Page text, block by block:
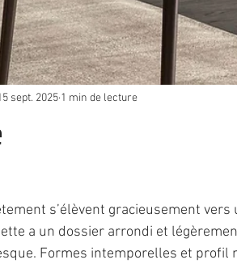
sept. 2025 1 min de lecture
s’élèvent gracieusement
a un dossier arrondi et
Formes intemporelles et profil